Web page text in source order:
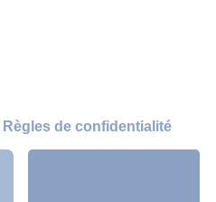
Règles de confidentialité